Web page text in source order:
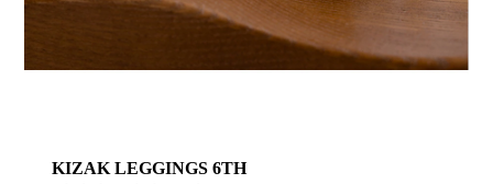
KIZAK LEGGINGS 6TH